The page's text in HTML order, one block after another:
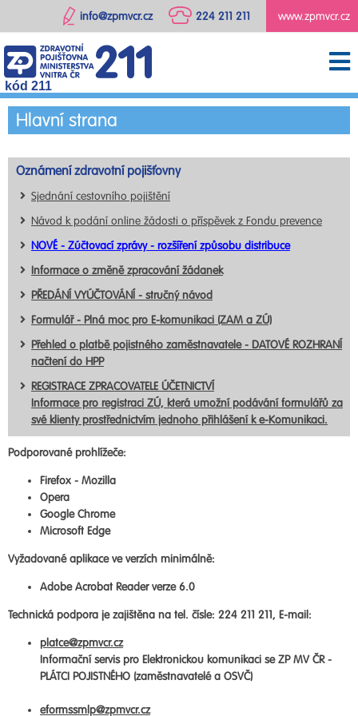
www.zpmvcr.cz
224 211 211
info@zpmvcr.cz
kód 211
Hlavní strana
Oznámení zdravotní pojišťovny
Sjednání cestovního pojištění
Návod k podání online žádosti o příspěvek z Fondu prevence
NOVÉ - Zúčtovací zprávy - rozšíření způsobu distribuce
Informace o změně zpracování žádanek
PŘEDÁNÍ VYÚČTOVÁNÍ - stručný návod
Formulář - Plná moc pro E-komunikaci (ZAM a ZÚ)
Přehled o platbě pojistného zaměstnavatele - DATOVÉ ROZHRANÍ
načtení do HPP
REGISTRACE ZPRACOVATELE ÚČETNICTVÍ
Informace pro registraci ZÚ, která umožní podávání formulářů za
své klienty prostřednictvím jednoho přihlášení k e-Komunikaci.
Podporované prohlížeče:
Firefox - Mozilla
Opera
Google Chrome
Microsoft Edge
Vyžadované aplikace ve verzích minimálně:
Adobe Acrobat Reader verze 6.0
Technická podpora je zajištěna na tel. čísle: 224 211 211, E-mail:
platce@zpmvcr.cz
Informační servis pro Elektronickou komunikaci se ZP MV ČR -
PLÁTCI POJISTNÉHO (zaměstnavatelé a OSVČ)
eformssmlp@zpmvcr.cz